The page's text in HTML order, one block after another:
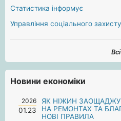
Статистика інформує
Управління соціального
Новини економіки
2026
01.23
ЯК НІЖИН
НА РЕМОНТАХ ТА
НОВІ ПРАВИЛА